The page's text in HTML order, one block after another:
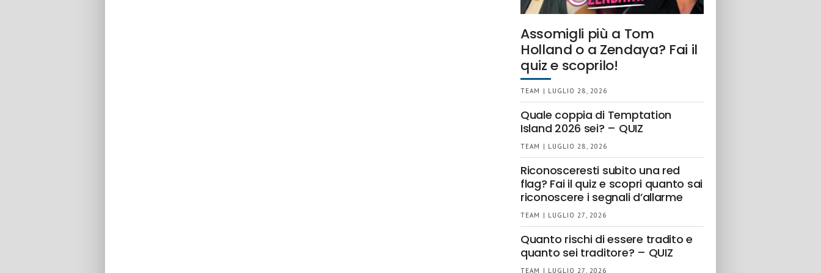
Assomigli più a Tom
Holland o a Zendaya? Fai il
quiz e scoprilo!
TEAM | LUGLIO 28, 2026
Quale coppia di Temptation
Island 2026 sei? – QUIZ
TEAM | LUGLIO 28, 2026
Riconosceresti subito una red
flag? Fai il quiz e scopri quanto sai
riconoscere i segnali d’allarme
TEAM | LUGLIO 27, 2026
Quanto rischi di essere tradito e
quanto sei traditore? – QUIZ
TEAM | LUGLIO 27, 2026